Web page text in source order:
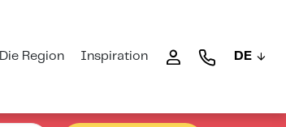
DE
Die Region Inspiration